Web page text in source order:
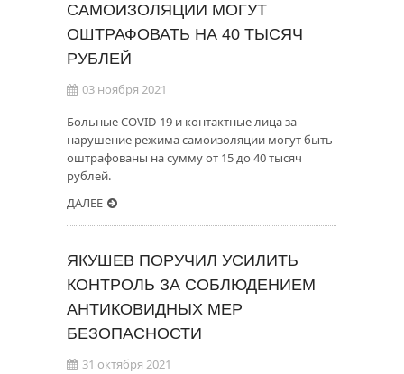
САМОИЗОЛЯЦИИ МОГУТ
ОШТРАФОВАТЬ НА 40 ТЫСЯЧ
РУБЛЕЙ
03 ноября 2021
Больные COVID-19 и контактные лица за
нарушение режима самоизоляции могут быть
оштрафованы на сумму от 15 до 40 тысяч
рублей.
ДАЛЕЕ
ЯКУШЕВ ПОРУЧИЛ УСИЛИТЬ
КОНТРОЛЬ ЗА СОБЛЮДЕНИЕМ
АНТИКОВИДНЫХ МЕР
БЕЗОПАСНОСТИ
31 октября 2021